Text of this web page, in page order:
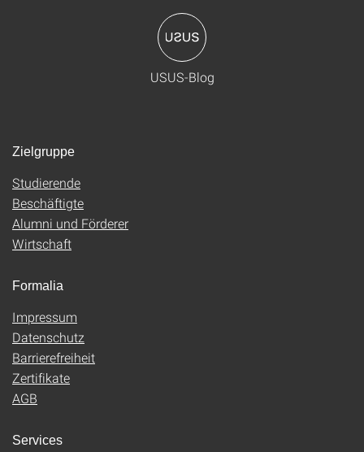
USUS-Blog
Zielgruppe
Studierende
Beschäftigte
Alumni und Förderer
Wirtschaft
Formalia
Impressum
Datenschutz
Barrierefreiheit
Zertifikate
AGB
Services